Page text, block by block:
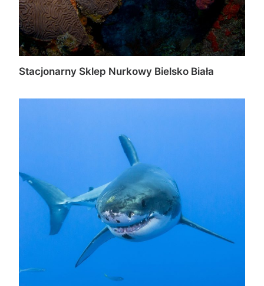
Stacjonarny Sklep Nurkowy Bielsko Biała